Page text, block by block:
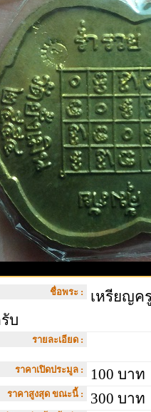
ชื่อพระ :
เหรียญค
บ
รายละเอียด :
ราคาเปิดประมูล : 100 บาท
ราคาสูงสุด ขณะนี้ : 300 บาท